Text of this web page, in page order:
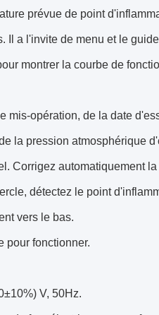
prévue de point
Il a l'invite de menu et le
montrer la courbe de
mis-opération, de la date
la pression atmosphérique
Corrigez automatiquement
détectez le point
vers le bas.
pour fonctionner.
V, 50Hz.